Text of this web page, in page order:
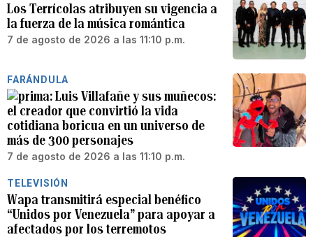
Los Terrícolas atribuyen su vigencia a
la fuerza de la música romántica
7 de agosto de 2026 a las 11:10 p.m.
FARÁNDULA
Luis Villafañe y sus muñecos:
el creador que convirtió la vida
cotidiana boricua en un universo de
más de 300 personajes
7 de agosto de 2026 a las 11:10 p.m.
TELEVISIÓN
Wapa transmitirá especial benéfico
“Unidos por Venezuela” para apoyar a
afectados por los terremotos